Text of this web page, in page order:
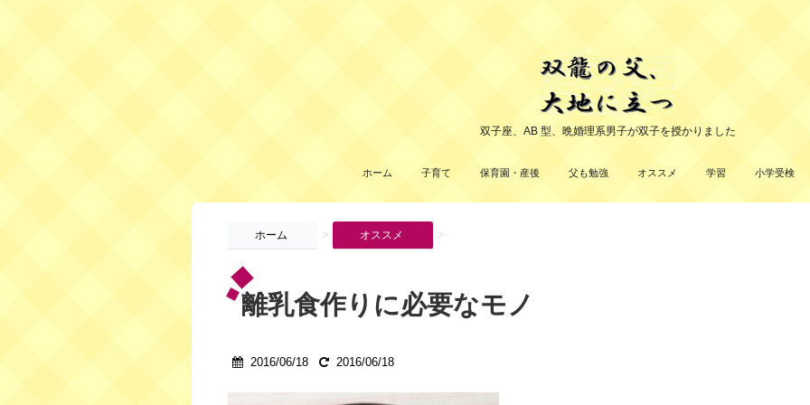
双子座、AB 型、晩婚理系男子が双子を授かりました
ホーム 子育て 保育園・産後 父も勉強 オススメ 学習 小学受検
ホーム > オススメ >
離乳食作りに必要なモノ
2016/06/18 2016/06/18